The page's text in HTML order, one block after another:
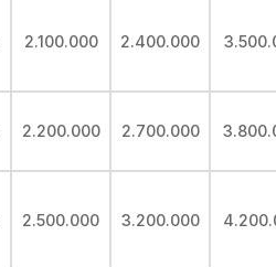
2.100.000 2.400.000
2.200.000 2.700.000
2.500.000 3.200.000